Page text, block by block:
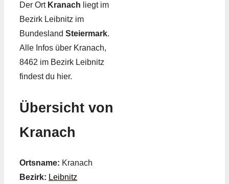
Der Ort Kranach liegt im
Bezirk Leibnitz im
Bundesland Steiermark.
Alle Infos über Kranach,
8462 im Bezirk Leibnitz
findest du hier.
Übersicht von
Kranach
Ortsname: Kranach
Bezirk: Leibnitz